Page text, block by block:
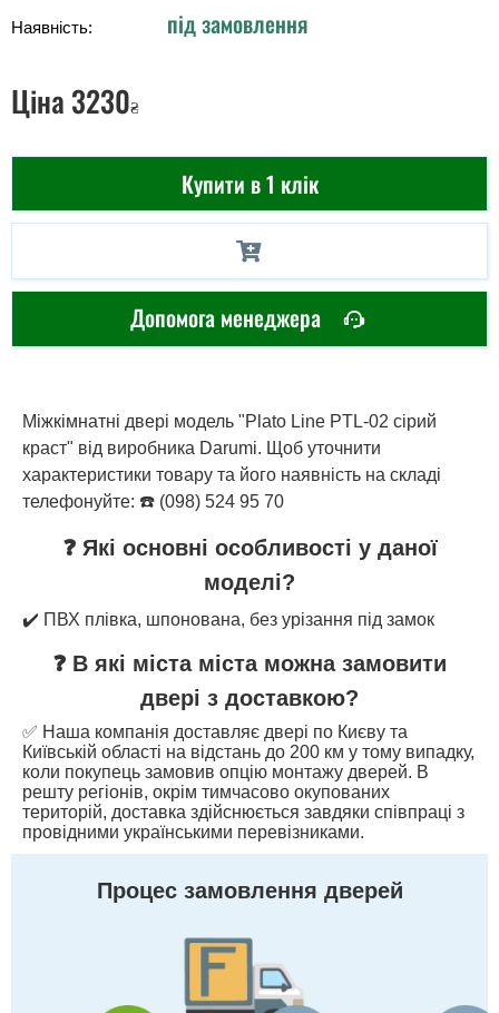
Наявність: під замовлення
Ціна 3230₴
Купити в 1 клік
Допомога менеджера
Міжкімнатні двері модель "Plato Line PTL-02 сірий
краст" від виробника Darumi. Щоб уточнити
характеристики товару та його наявність на складі
телефонуйте: ☎️ (098) 524 95 70
❓ Які основні особливості у даної
моделі?
✔️ ПВХ плівка, шпонована, без урізання під замок
❓ В які міста міста можна замовити
двері з доставкою?
✅ Наша компанія доставляє двері по Києву та
Київській області на відстань до 200 км у тому випадку,
коли покупець замовив опцію монтажу дверей. В
решту регіонів, окрім тимчасово окупованих
територій, доставка здійснюється завдяки співпраці з
провідними українськими перевізниками.
Процес замовлення дверей